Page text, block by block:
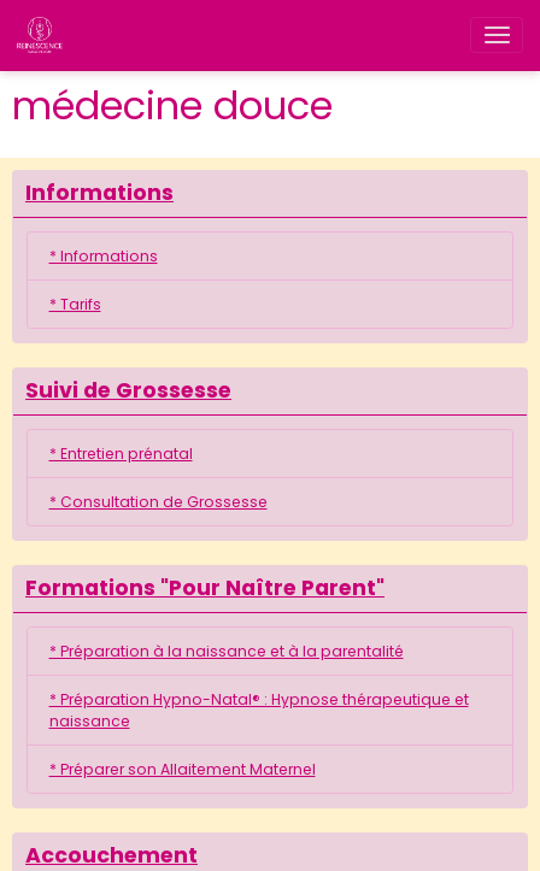
médecine douce
Informations
* Informations
* Tarifs
Suivi de Grossesse
* Entretien prénatal
* Consultation de Grossesse
Formations "Pour Naître Parent"
* Préparation à la naissance et à la parentalité
* Préparation Hypno-Natal® : Hypnose thérapeutique et
naissance
* Préparer son Allaitement Maternel
Accouchement